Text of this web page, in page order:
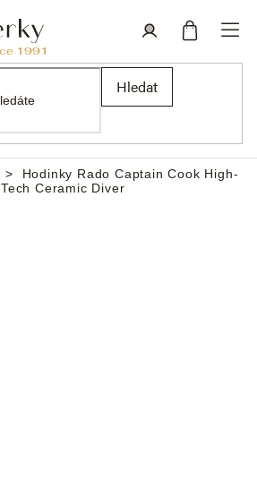
Hledat
Hodinky Rado Captain Cook High-
Tech Ceramic Diver